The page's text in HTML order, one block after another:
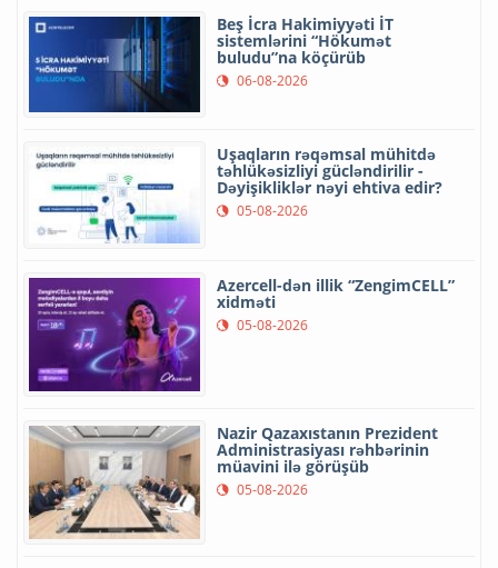
Beş İcra Hakimiyyəti İT
sistemlərini “Hökumət
buludu”na köçürüb
06-08-2026
Uşaqların rəqəmsal mühitdə
təhlükəsizliyi gücləndirilir -
Dəyişikliklər nəyi ehtiva edir?
05-08-2026
Azercell-dən illik “ZengimCELL”
xidməti
05-08-2026
Nazir Qazaxıstanın Prezident
Administrasiyası rəhbərinin
müavini ilə görüşüb
05-08-2026